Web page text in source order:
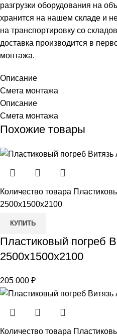
разгрузки оборудования на
хранится на нашем складе и
на транспортировку со
доставка производится в
монтажа.
Описание
Смета монтажа
Описание
Смета монтажа
Похожие товары
Количество товара
2500х1500х2100
КУПИТЬ
Пластиковый погреб
2500х1500х2100
205 000 ₽
Количество товара